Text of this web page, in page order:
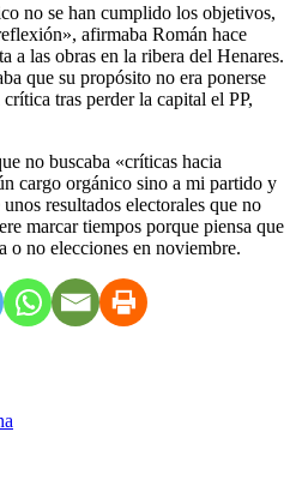
no se han cumplido los objetivos,
afirmaba Román hace
a las obras en la ribera del Henares.
que su propósito no era ponerse
tras perder la capital el PP,
no buscaba «críticas hacia
cargo orgánico sino a mi partido y
resultados electorales que no
marcar tiempos porque piensa que
o no elecciones en noviembre.